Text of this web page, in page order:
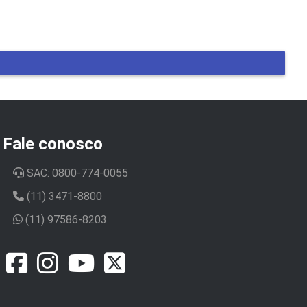
Fale conosco
SAC: 0800-774-0055
(11) 3471-8800
(11) 97586-8203